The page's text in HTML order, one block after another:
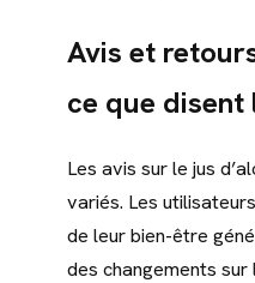
Avis et
ce que
Les avis sur le jus
variés. Les
de leur bien-être
des changements sur